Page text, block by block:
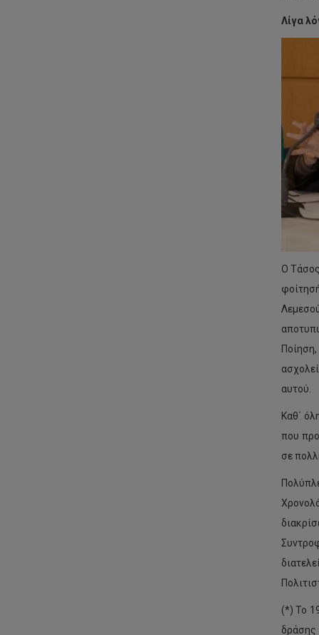
Λίγα
Ο
αυτού.
Καθ΄
που
σε
(*) Το
δράσης